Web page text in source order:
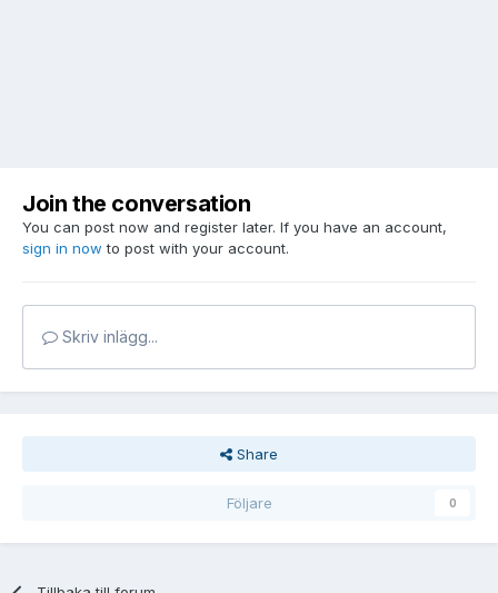
Join the conversation
You can post now and register later. If you have an account,
sign in now to post with your account.
Skriv inlägg...
Share
Följare 0